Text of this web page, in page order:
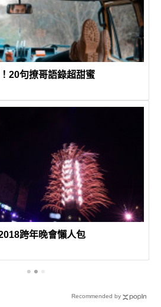
20句撩哥語錄超甜蜜
跨年晚會懶人包
Recommended by